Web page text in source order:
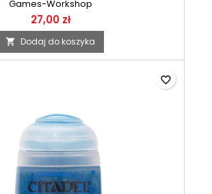
Games-Workshop
27,00 zł
 Dodaj do koszyka
favorite_border